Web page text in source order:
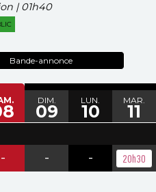
| 01h40
Bande-annonce
DIM.
09
LUN.
10
MAR.
11
- - - 20h30